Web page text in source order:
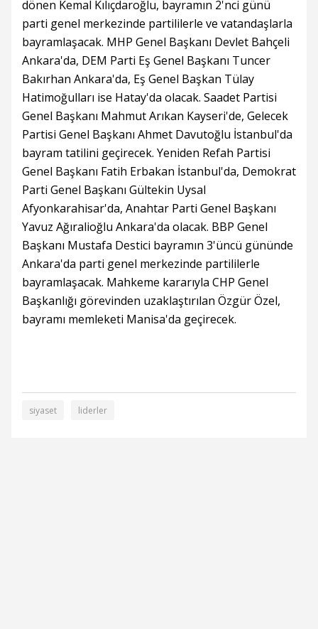
dönen Kemal Kılıçdaroğlu, bayramın 2'nci günü
parti genel merkezinde partililerle ve vatandaşlarla
bayramlaşacak. MHP Genel Başkanı Devlet Bahçeli
Ankara'da, DEM Parti Eş Genel Başkanı Tuncer
Bakırhan Ankara'da, Eş Genel Başkan Tülay
Hatimoğulları ise Hatay'da olacak. Saadet Partisi
Genel Başkanı Mahmut Arıkan Kayseri'de, Gelecek
Partisi Genel Başkanı Ahmet Davutoğlu İstanbul'da
bayram tatilini geçirecek. Yeniden Refah Partisi
Genel Başkanı Fatih Erbakan İstanbul'da, Demokrat
Parti Genel Başkanı Gültekin Uysal
Afyonkarahisar'da, Anahtar Parti Genel Başkanı
Yavuz Ağıralioğlu Ankara'da olacak. BBP Genel
Başkanı Mustafa Destici bayramın 3'üncü gününde
Ankara'da parti genel merkezinde partililerle
bayramlaşacak. Mahkeme kararıyla CHP Genel
Başkanlığı görevinden uzaklaştırılan Özgür Özel,
bayramı memleketi Manisa'da geçirecek.
siyaset liderler